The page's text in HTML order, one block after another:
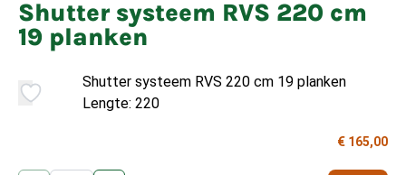
Shutter systeem RVS 220 cm
19 planken
Shutter systeem RVS 220 cm 19 planken
Lengte: 220
€ 165,00